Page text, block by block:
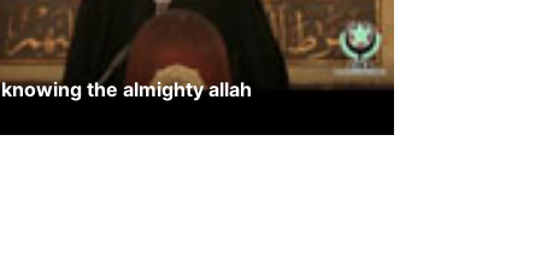
knowing the almighty allah